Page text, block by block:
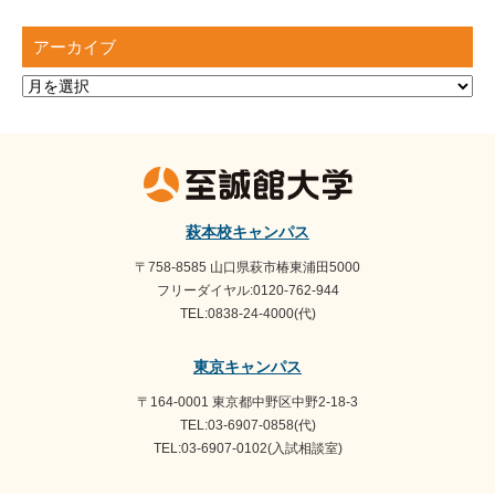
アーカイブ
ア
萩本校キャンパス
〒758-8585 山口県萩市椿東浦田5000
フリーダイヤル:0120-762-944
TEL:0838-24-4000(代)
東京キャンパス
〒164-0001 東京都中野区中野2-18-3
TEL:03-6907-0858(代)
TEL:03-6907-0102(入試相談室)